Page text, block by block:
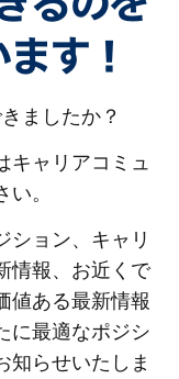
す！
ましたか？
キャリアコミュ
。
ション、キャリ
情報、お近くで
値ある最新情報
に最適なポジシ
知らせいたしま